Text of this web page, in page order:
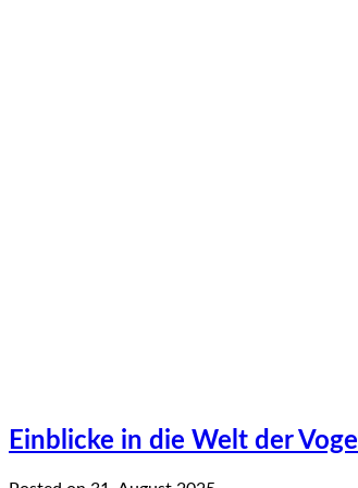
Einblicke in die Welt der